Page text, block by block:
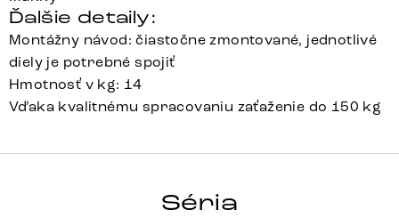
Ďalšie detaily:
Montážny návod: čiastočne zmontované, jednotlivé
diely je potrebné spojiť
Hmotnosť v kg: 14
Vďaka kvalitnému spracovaniu zaťaženie do 150 kg
Séria
VINJA-FLEX